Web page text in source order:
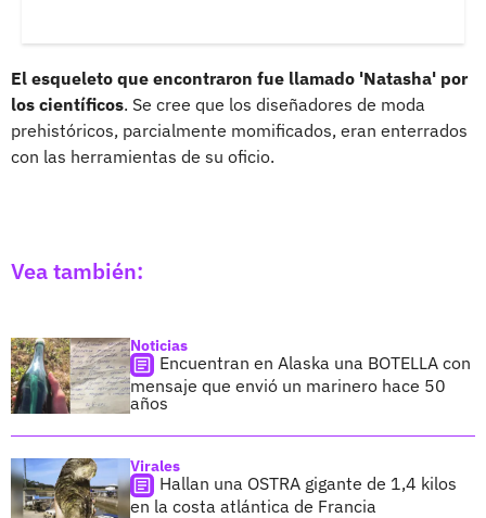
El esqueleto que encontraron fue llamado 'Natasha' por
los científicos. Se cree que los diseñadores de moda
prehistóricos, parcialmente momificados, eran enterrados
con las herramientas de su oficio.
Vea también:
Noticias
Encuentran en Alaska una BOTELLA con
mensaje que envió un marinero hace 50
años
Virales
Hallan una OSTRA gigante de 1,4 kilos
en la costa atlántica de Francia